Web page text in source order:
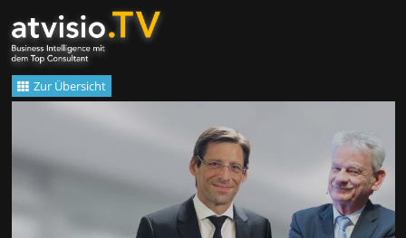
Inhalt
springen
Zur Übersicht